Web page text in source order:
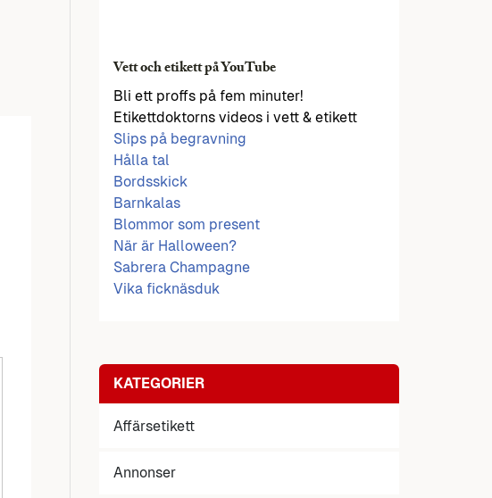
Vett och etikett på YouTube
Bli ett proffs på fem minuter!
Etikettdoktorns videos i vett & etikett
Slips på begravning
Hålla tal
Bordsskick
Barnkalas
Blommor som present
När är Halloween?
Sabrera Champagne
Vika ficknäsduk
KATEGORIER
Affärsetikett
Annonser